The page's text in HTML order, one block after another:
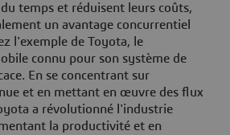
temps et réduisent leurs coûts,
un avantage concurrentiel
l'exemple de Toyota, le
connu pour son système de
En se concentrant sur
et en mettant en œuvre des flux
a révolutionné l'industrie
la productivité et en